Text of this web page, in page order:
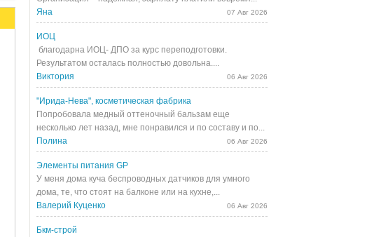
Яна
07 Авг 2026
ИОЦ
благодарна ИОЦ- ДПО за курс переподготовки.
Результатом осталась полностью довольна....
Виктория
06 Авг 2026
"Ирида-Нева", косметическая фабрика
Попробовала медный оттеночный бальзам еще
несколько лет назад, мне понравился и по составу и по...
Полина
06 Авг 2026
Элементы питания GP
У меня дома куча беспроводных датчиков для умного
дома, те, что стоят на балконе или на кухне,...
Валерий Куценко
06 Авг 2026
Бкм-строй